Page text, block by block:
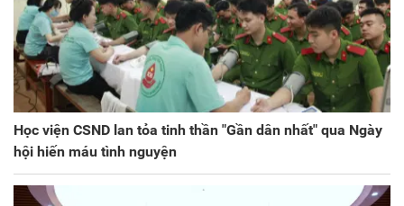
Học viện CSND lan tỏa tinh thần "Gần dân nhất" qua Ngày
hội hiến máu tình nguyện